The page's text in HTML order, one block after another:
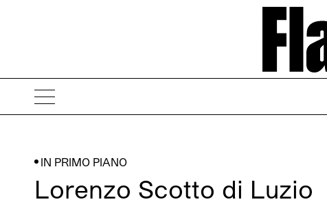
IN PRIMO PIANO
Lorenzo Scotto di Luzio